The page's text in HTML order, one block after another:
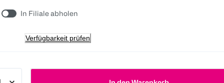
In Filiale abholen
Verfügbarkeit prüfen